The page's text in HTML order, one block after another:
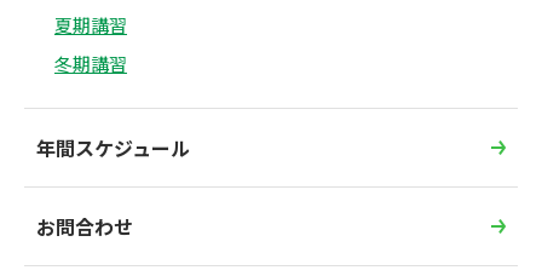
夏期講習
冬期講習
年間スケジュール
お問合わせ